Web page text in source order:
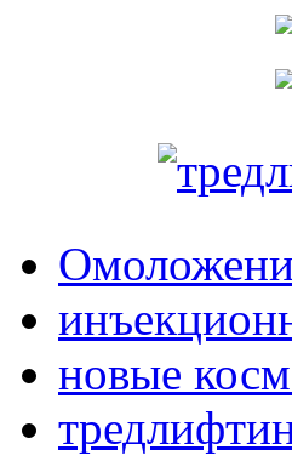
новые